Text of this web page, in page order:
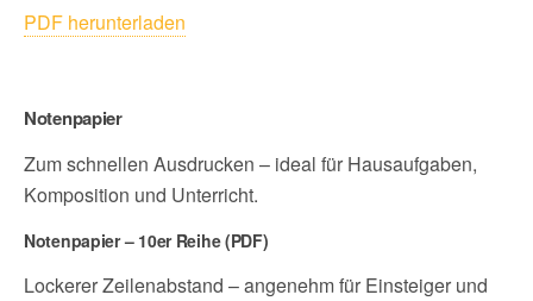
PDF herunterladen
Notenpapier
Zum schnellen Ausdrucken – ideal für Hausaufgaben,
Komposition und Unterricht.
Notenpapier – 10er Reihe (PDF)
Lockerer Zeilenabstand – angenehm für Einsteiger und